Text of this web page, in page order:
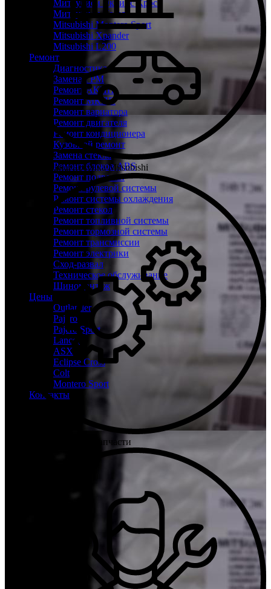
Митсубиси Эклипс Кросс
Митсубиси Кольт
Mitsubishi Montero Sport
Mitsubishi Xpander
Mitsubishi L200
Ремонт
Диагностика
Замена ГРМ
Ремонт АКПП
Ремонт МКПП
Ремонт вариатора
Ремонт двигателя
Ремонт кондиционера
Кузовной ремонт
Замена стекла
Ремонт блоков ABS
Ремонт подвески
Ремонт рулевой системы
Ремонт системы охлаждения
Ремонт стекол
Ремонт топливной системы
Ремонт тормозной системы
Ремонт трансмиссии
Ремонт электрики
Сход-развал
Техническое обслуживание
Шиномонтаж
Цены
Outlander
Pajero
Pajero Sport
Lancer
ASX
Eclipse Cross
Colt
Montero Sport
Контакты
Бесплатная диагностика Mitsubishi
Только качественные запчасти